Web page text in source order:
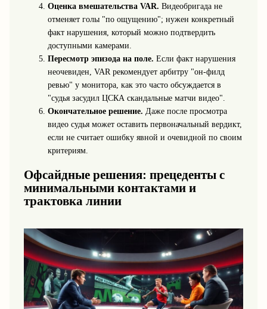
Оценка вмешательства VAR. Видеобригада не
отменяет голы "по ощущению"; нужен конкретный
факт нарушения, который можно подтвердить
доступными камерами.
Пересмотр эпизода на поле. Если факт нарушения
неочевиден, VAR рекомендует арбитру "он‑филд
ревью" у монитора, как это часто обсуждается в
"судья засудил ЦСКА скандальные матчи видео".
Окончательное решение. Даже после просмотра
видео судья может оставить первоначальный вердикт,
если не считает ошибку явной и очевидной по своим
критериям.
Офсайдные решения: прецеденты с
минимальными контактами и
трактовка линии